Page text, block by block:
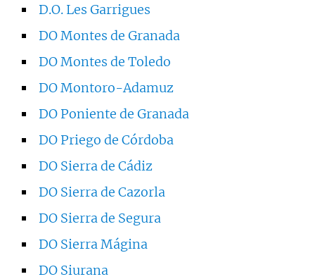
D.O. Les Garrigues
DO Montes de Granada
DO Montes de Toledo
DO Montoro-Adamuz
DO Poniente de Granada
DO Priego de Córdoba
DO Sierra de Cádiz
DO Sierra de Cazorla
DO Sierra de Segura
DO Sierra Mágina
DO Siurana